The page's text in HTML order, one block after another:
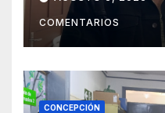
COMENTARIOS
CONCEPCIÓN